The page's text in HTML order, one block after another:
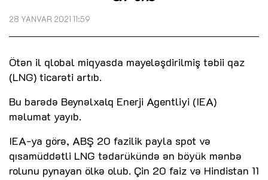
28 YANVAR 2021 11:59
Ötən il qlobal miqyasda mayeləşdirilmiş təbii qaz
(LNG) ticarəti artıb.
Bu barədə Beynəlxalq Enerji Agentliyi (IEA)
məlumat yayıb.
IEA-ya görə, ABŞ 20 fazilik payla spot və
qısamüddətli LNG tədarükündə ən böyük mənbə
rolunu pynayan ölkə olub. Çin 20 faiz və Hindistan 11